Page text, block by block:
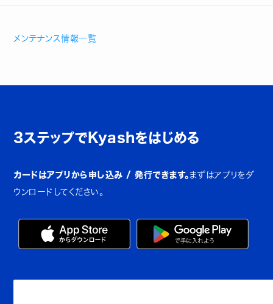
メンテナンス情報一覧
3ステップでKyashをはじめる
カードはアプリから申し込み / 発行できます。 まずはアプリをダ
ウンロードしてください。